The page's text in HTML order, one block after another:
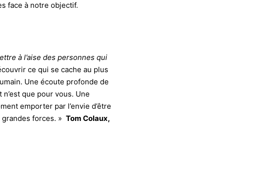
face à notre objectif.
à l’aise des personnes qui
ce qui se cache au plus
Une écoute profonde de
que pour vous. Une
emporter par l’envie d’être
forces. » Tom Colaux,